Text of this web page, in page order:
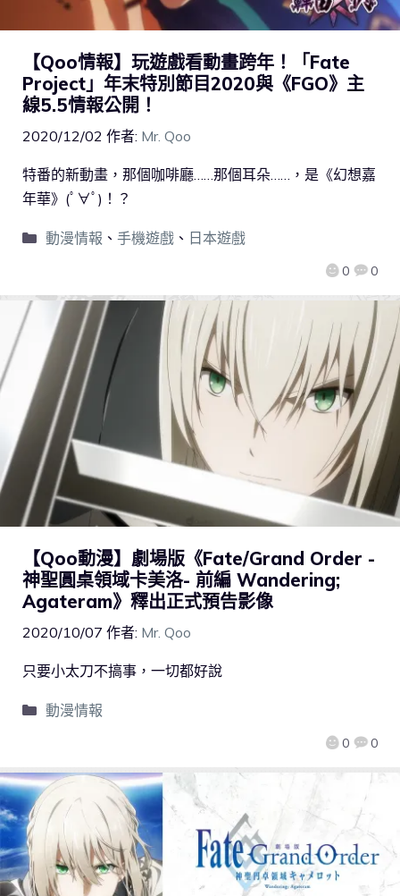
【Qoo情報】玩遊戲看動畫跨年！「Fate
Project」年末特別節目2020與《FGO》主
線5.5情報公開！
2020/12/02 作者: Mr. Qoo
0 0
特番的新動畫，那個咖啡廳……那個耳朵……，是《幻想嘉
年華》(ﾟ∀ﾟ)！？
動漫情報 、 手機遊戲、 日本遊戲
【Qoo動漫】劇場版《Fate/Grand Order -
神聖圓桌領域卡美洛- 前編 Wandering;
Agateram》釋出正式預告影像
2020/10/07 作者: Mr. Qoo
0 0
只要小太刀不搞事，一切都好說
動漫情報